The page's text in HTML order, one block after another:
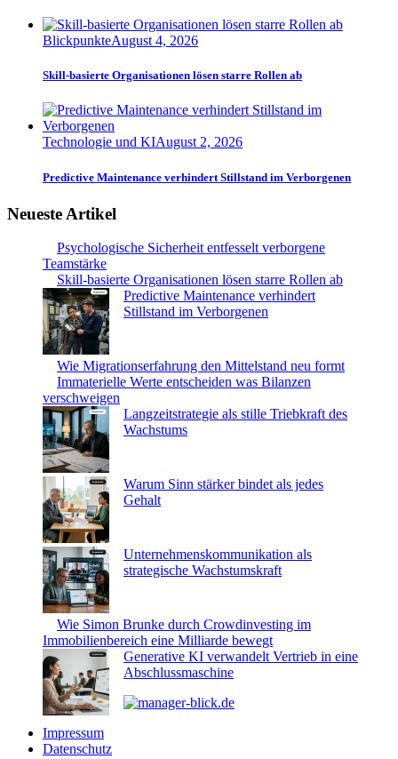
BlickpunkteAugust 4, 2026
Skill-basierte Organisationen lösen starre Rollen ab
Technologie und KIAugust 2, 2026
Predictive Maintenance verhindert Stillstand im Verborgenen
Neueste Artikel
Psychologische Sicherheit entfesselt verborgene
Teamstärke
Skill-basierte Organisationen lösen starre Rollen ab
Predictive Maintenance verhindert
Stillstand im Verborgenen
Wie Migrationserfahrung den Mittelstand neu formt
Immaterielle Werte entscheiden was Bilanzen
verschweigen
Langzeitstrategie als stille Triebkraft des
Wachstums
Warum Sinn stärker bindet als jedes
Gehalt
Unternehmenskommunikation als
strategische Wachstumskraft
Wie Simon Brunke durch Crowdinvesting im
Immobilienbereich eine Milliarde bewegt
Generative KI verwandelt Vertrieb in eine
Abschlussmaschine
Impressum
Datenschutz